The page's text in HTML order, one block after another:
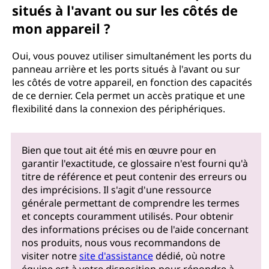
situés à l'avant ou sur les côtés de
mon appareil ?
Oui, vous pouvez utiliser simultanément les ports du
panneau arrière et les ports situés à l'avant ou sur
les côtés de votre appareil, en fonction des capacités
de ce dernier. Cela permet un accès pratique et une
flexibilité dans la connexion des périphériques.
Bien que tout ait été mis en œuvre pour en
garantir l'exactitude, ce glossaire n'est fourni qu'à
titre de référence et peut contenir des erreurs ou
des imprécisions. Il s'agit d'une ressource
générale permettant de comprendre les termes
et concepts couramment utilisés. Pour obtenir
des informations précises ou de l'aide concernant
nos produits, nous vous recommandons de
visiter notresite d'assistancedédié, où notre